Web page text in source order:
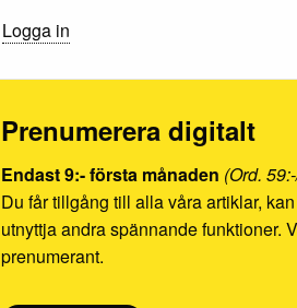
Logga in
Prenumerera digitalt
Endast 9:- första månaden (Ord.
Du får tillgång till alla våra artiklar,
utnyttja andra spännande funktioner.
prenumerant.